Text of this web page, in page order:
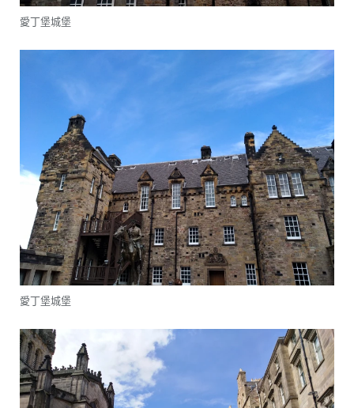
愛丁堡城堡
愛丁堡城堡